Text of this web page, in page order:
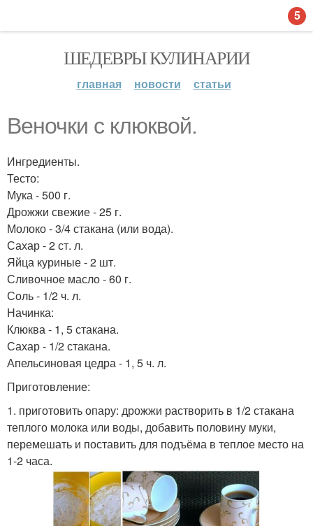
ШЕДЕВРЫ КУЛИНАРИИ
главная новости статьи
Веночки с клюквой.
Ингредиенты.
Тесто:
Мука - 500 г.
Дрожжи свежие - 25 г.
Молоко - 3/4 стакана (или вода).
Сахар - 2 ст. л.
Яйца куриные - 2 шт.
Сливочное масло - 60 г.
Соль - 1/2 ч. л.
Начинка:
Клюква - 1, 5 стакана.
Сахар - 1/2 стакана.
Апельсиновая цедра - 1, 5 ч. л.
Приготовление:
1. приготовить опару: дрожжи растворить в 1/2 стакана
теплого молока или воды, добавить половину муки,
перемешать и поставить для подъёма в теплое место на
1-2 часа.
5